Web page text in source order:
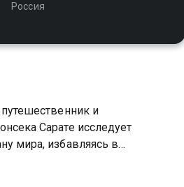
Россия
и
Сарате исследует
мира, избавляясь в
её жителями от